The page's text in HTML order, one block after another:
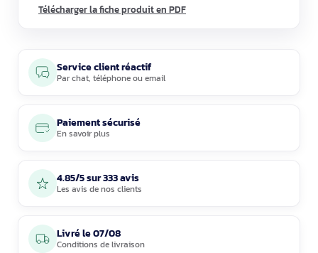
Télécharger la fiche produit en PDF
Service client réactif
Parchat, téléphoneouemail
Paiement sécurisé
En savoir plus
4.85/5 sur 333 avis
Les avis de nos clients
Livré le07/08
Conditions de livraison